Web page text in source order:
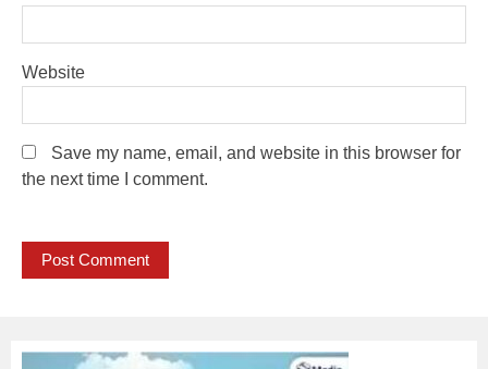
Website
Save my name, email, and website in this browser for
the next time I comment.